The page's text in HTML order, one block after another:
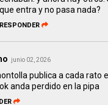
que entra y no pasa nada?
RESPONDER
junio 02, 2026
publica a cada rato
anda perdido en la pipa